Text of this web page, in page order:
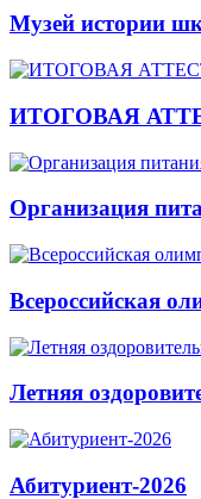
Музей истории
ИТОГОВАЯ
Организация
Всероссийская
Летняя
Абитуриент-2026